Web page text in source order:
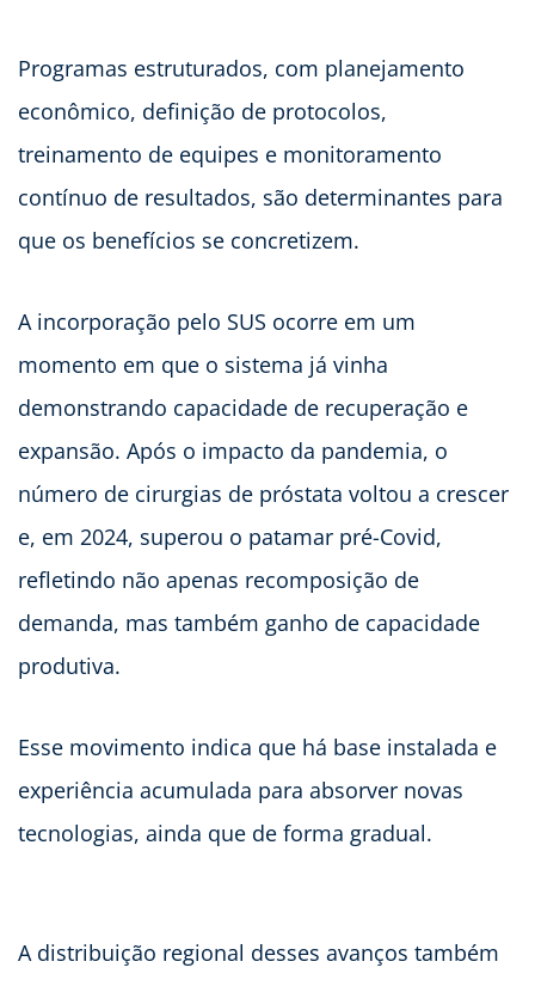
Programas estruturados, com planejamento
econômico, definição de protocolos,
treinamento de equipes e monitoramento
contínuo de resultados, são determinantes para
que os benefícios se concretizem.
A incorporação pelo SUS ocorre em um
momento em que o sistema já vinha
demonstrando capacidade de recuperação e
expansão. Após o impacto da pandemia, o
número de cirurgias de próstata voltou a crescer
e, em 2024, superou o patamar pré-Covid,
refletindo não apenas recomposição de
demanda, mas também ganho de capacidade
produtiva.
Esse movimento indica que há base instalada e
experiência acumulada para absorver novas
tecnologias, ainda que de forma gradual.
A distribuição regional desses avanços também